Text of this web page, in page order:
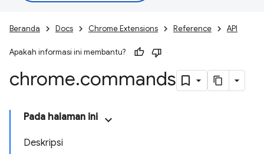
Beranda Docs Chrome Extensions Reference API
Apakah informasi ini membantu?
chrome.commands
Pada halaman ini
Deskripsi